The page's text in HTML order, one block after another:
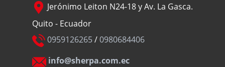
Jerónimo Leiton N24-18 y Av. La Gasca.
Quito - Ecuador
0959126265/0980684406
info@sherpa.com.ec